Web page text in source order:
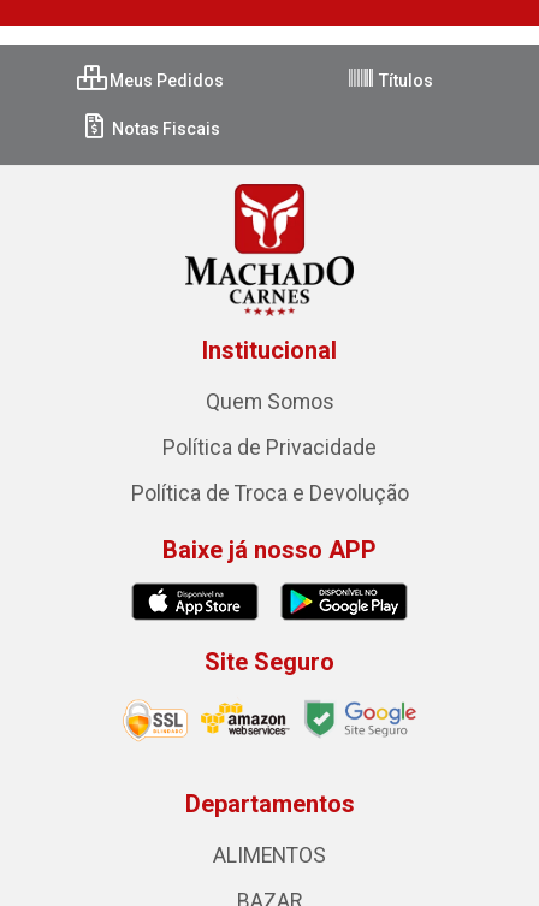
Meus Pedidos Títulos
Notas Fiscais
Institucional
Quem Somos
Política de Privacidade
Política de Troca e Devolução
Baixe já nosso APP
Site Seguro
Departamentos
ALIMENTOS